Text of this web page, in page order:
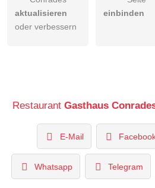
aktualisieren
oder verbessern
einbinden
Restaurant Gasthaus
E-Mail
Whatsapp Telegram